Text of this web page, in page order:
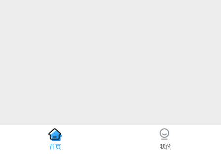
首页 我的